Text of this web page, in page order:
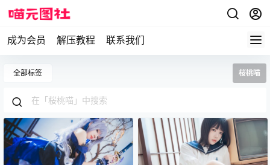
成为会员 解压教程 联系我们
全部标签 桜桃喵